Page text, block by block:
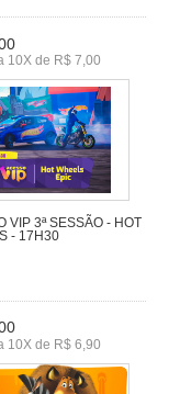
10X de R$ 7,00
VIP 3ª SESSÃO - HOT
- 17H30
10X de R$ 6,90